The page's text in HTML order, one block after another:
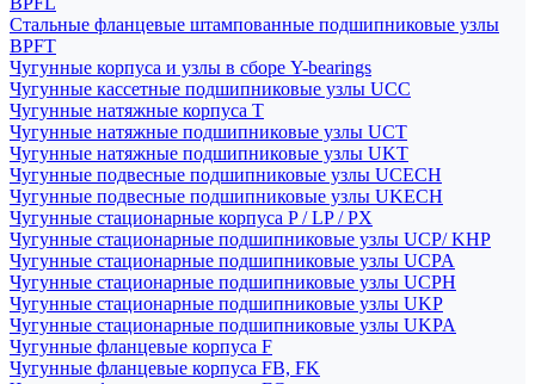
Стальные фланцевые штампованные подшипниковые узлы
BPFT
Чугунные корпуса и узлы в сборе Y-bearings
Чугунные кассетные подшипниковые узлы UCC
Чугунные натяжные корпуса T
Чугунные натяжные подшипниковые узлы UCT
Чугунные натяжные подшипниковые узлы UKT
Чугунные подвесные подшипниковые узлы UCECH
Чугунные подвесные подшипниковые узлы UKECH
Чугунные стационарные корпуса P / LP / PX
Чугунные стационарные подшипниковые узлы UCP/ KHP
Чугунные стационарные подшипниковые узлы UCPA
Чугунные стационарные подшипниковые узлы UCPH
Чугунные стационарные подшипниковые узлы UKP
Чугунные стационарные подшипниковые узлы UKPA
Чугунные фланцевые корпуса F
Чугунные фланцевые корпуса FB, FK